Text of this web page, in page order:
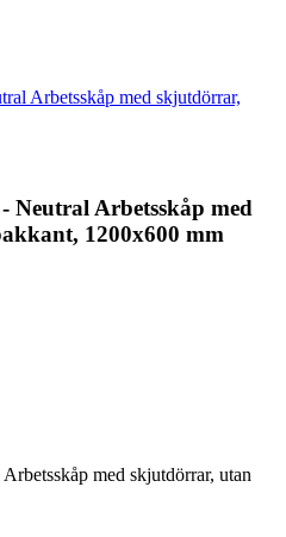
Arbetsskåp med skjutdörrar,
Neutral Arbetsskåp med
1200x600 mm
med skjutdörrar, utan